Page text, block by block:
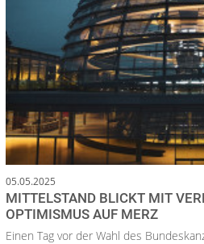
05.05.2025
MITTELSTAND BLICKT MIT
OPTIMISMUS AUF MERZ
Einen Tag vor der Wahl des